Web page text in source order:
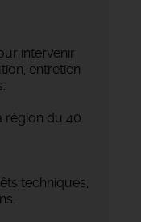
intervenir
entretien
région du 40
techniques,